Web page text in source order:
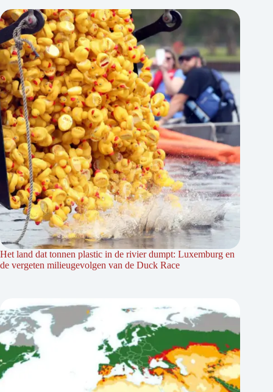
Het land dat tonnen plastic in de rivier dumpt: Luxemburg en
de vergeten milieugevolgen van de Duck Race